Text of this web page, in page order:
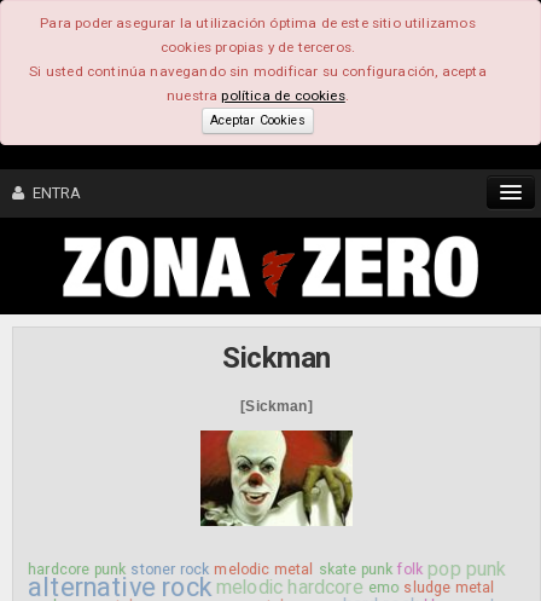
Para poder asegurar la utilización óptima de este sitio utilizamos
cookies propias y de terceros.
Si usted continúa navegando sin modificar su configuración, acepta
nuestrapolítica de cookies.
Aceptar Cookies
ENTRA
CONTENIDO
Sickman
[Sickman]
hardcore punk stoner rock melodic metal skate punk folk pop punk
alternative rock melodic hardcore emo sludge metal